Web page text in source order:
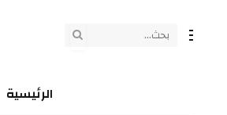
الرئيسية